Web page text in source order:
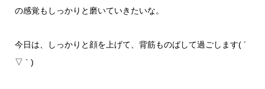
の感覚もしっかりと磨いていきたいな。
今日は、しっかりと顔を上げて、背筋ものばして過ごします( ´
▽ ` )